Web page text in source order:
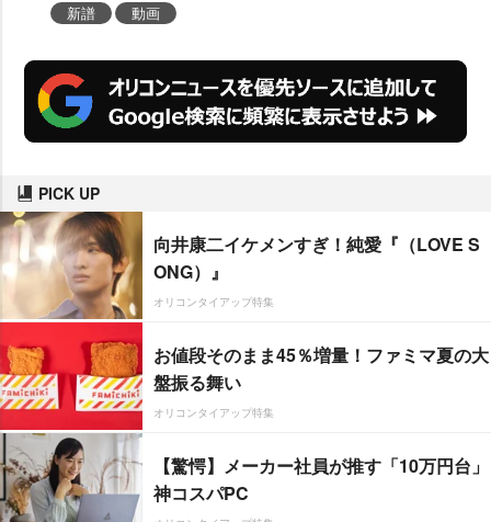
新譜
動画
PICK UP
向井康二イケメンすぎ！純愛『（LOVE S
ONG）』
オリコンタイアップ特集
お値段そのまま45％増量！ファミマ夏の大
盤振る舞い
オリコンタイアップ特集
【驚愕】メーカー社員が推す「10万円台」
神コスパPC